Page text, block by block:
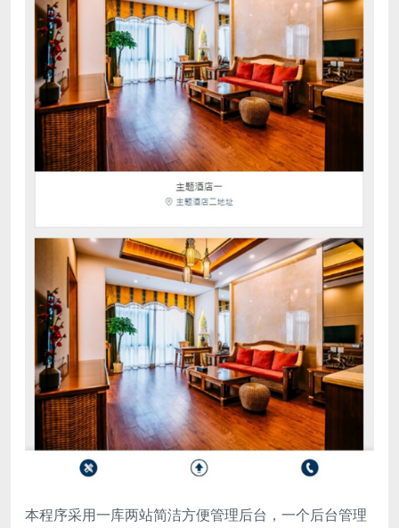
本程序采用一库两站简洁方便管理后台，一个后台管理